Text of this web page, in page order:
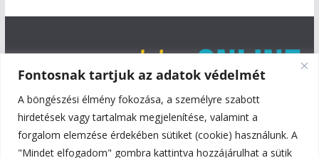
Fontosnak tartjuk az adatok védelmét
A böngészési élmény fokozása, a személyre szabott
hirdetések vagy tartalmak megjelenítése, valamint a
forgalom elemzése érdekében sütiket (cookie) használunk. A
"Mindet elfogadom" gombra kattintva hozzájárulhat a sütik